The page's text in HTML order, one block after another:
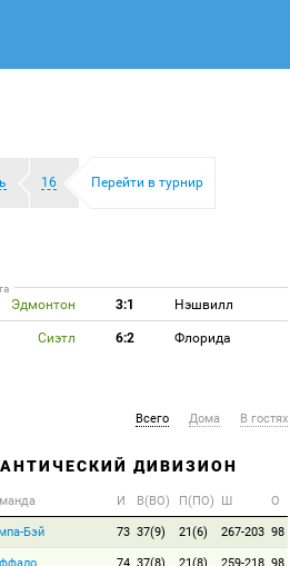
16 Перейти в турнир
Эдмонтон 3:1 Нэшвилл
Сиэтл 6:2 Флорида
Всего Дома В гостях
ДИВИЗИОН
И В(ВО) П(ПО) Ш О
Бэй 73 37(9) 21(6) 267-203 98